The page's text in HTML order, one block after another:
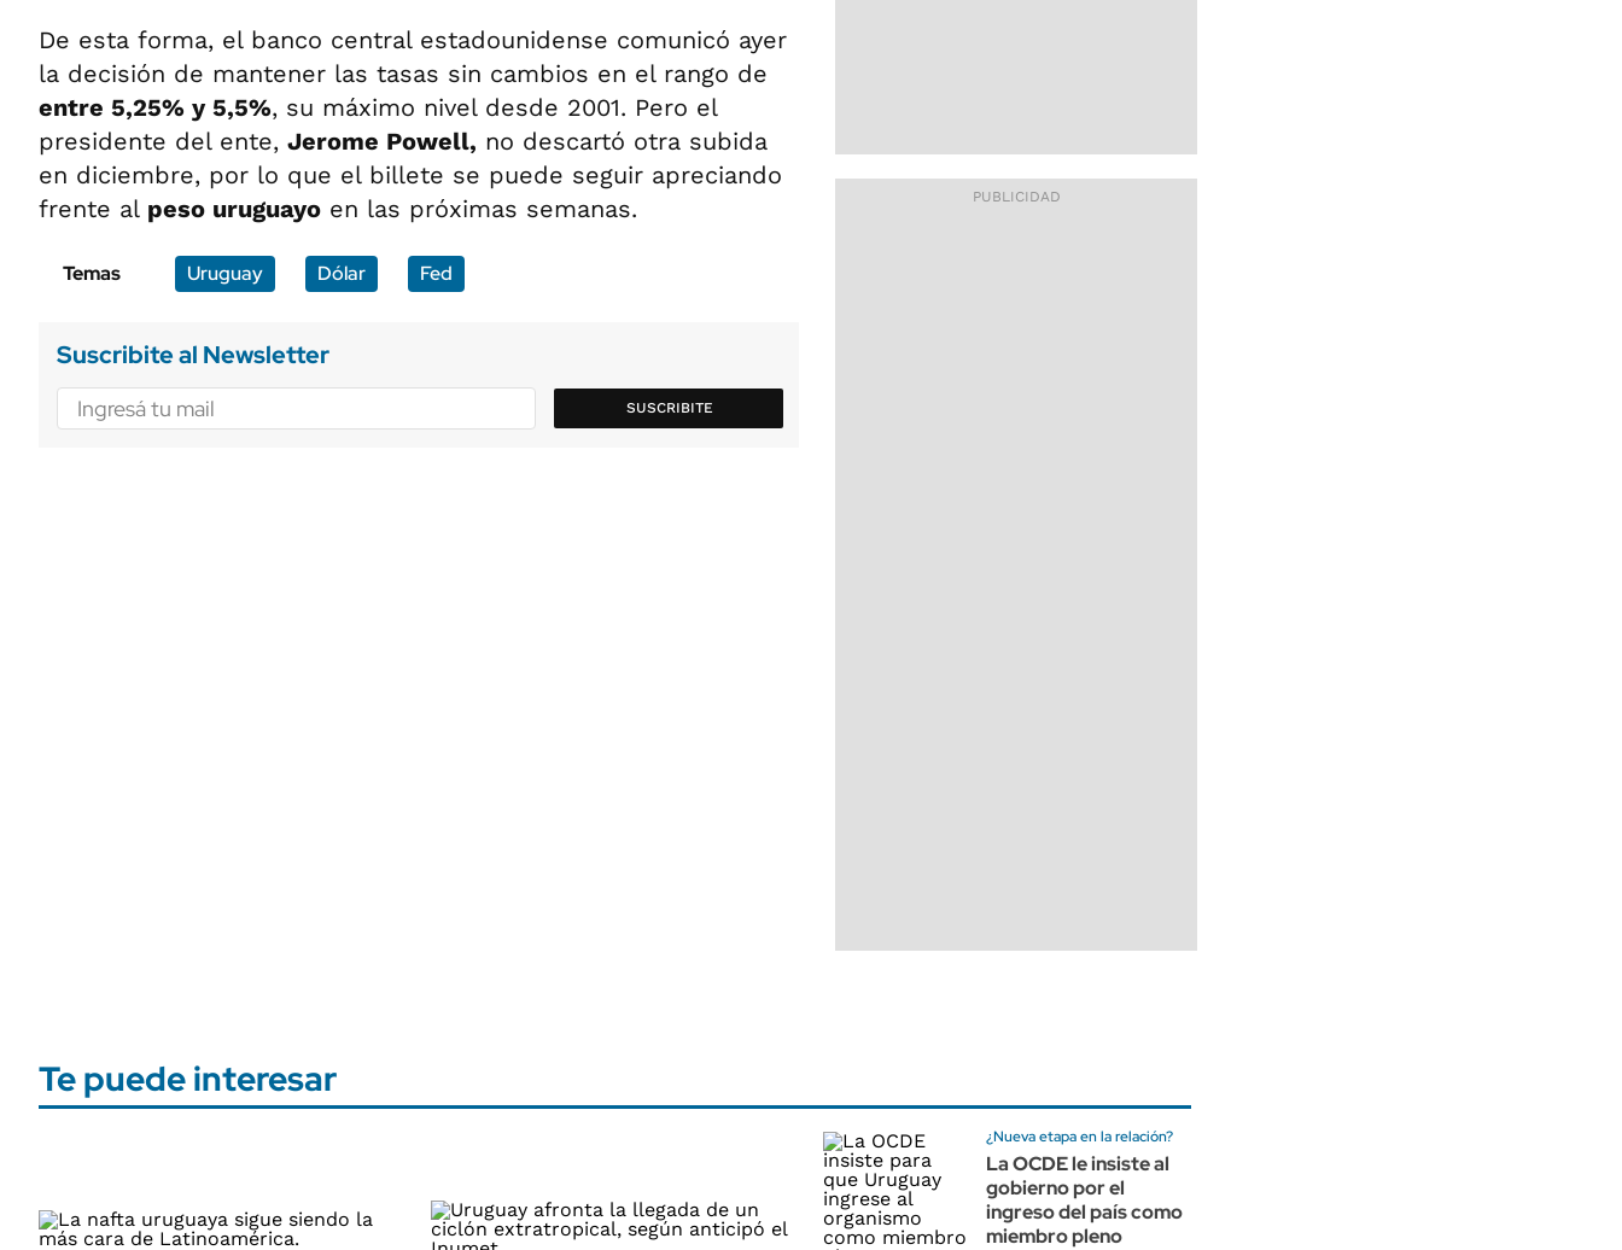
De esta forma, el banco central estadounidense comunicó ayer
la decisión de mantener las tasas sin cambios en el rango de
entre 5,25% y 5,5%, su máximo nivel desde 2001. Pero el
presidente del ente, Jerome Powell, no descartó otra subida
en diciembre, por lo que el billete se puede seguir apreciando
frente al peso uruguayo en las próximas semanas.
Temas Uruguay Dólar Fed
Suscribite al Newsletter
SUSCRIBITE
Te puede interesar
¿Nueva etapa en la relación?
La OCDE le insiste al
gobierno por el
ingreso del país como
miembro pleno